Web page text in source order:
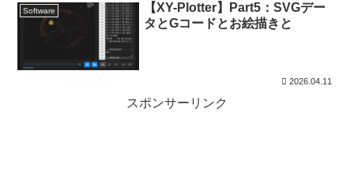
Software
【XY-Plotter】Part5：SVGデー
タとGコードとお絵描きと
2026.04.11
スポンサーリンク